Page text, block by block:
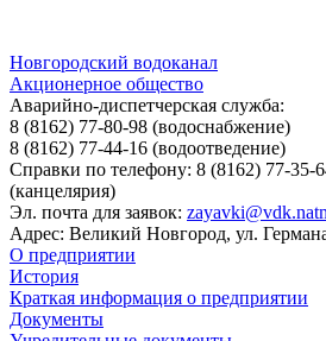
Новгородский водоканал
Акционерное общество
Аварийно-диспетчерская служба:
8 (8162) 77-80-98 (водоснабжение)
8 (8162) 77-44-16 (водоотведение)
Справки по телефону: 8 (8162) 77-35-
(канцелярия)
Эл. почта для заявок:
Адрес: Великий Новгород, ул.
О предприятии
История
Краткая информация о предприятии
Документы